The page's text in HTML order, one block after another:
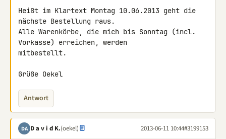
Heißt im Klartext Montag 10.06.2013 geht die
nächste Bestellung raus.
Alle Warenkörbe, die mich bis Sonntag (incl.
Vorkasse) erreichen, werden
mitbestellt.
Grüße Oekel
Antwort
DA D a v i d K.(oekel) 2013-06-11 10:44#3199153